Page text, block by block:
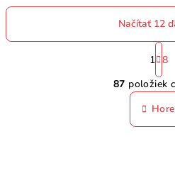
O
v
l
á
Načítať 12
S
t
r
á
n
k
o
1 8
87 položiek
Hore